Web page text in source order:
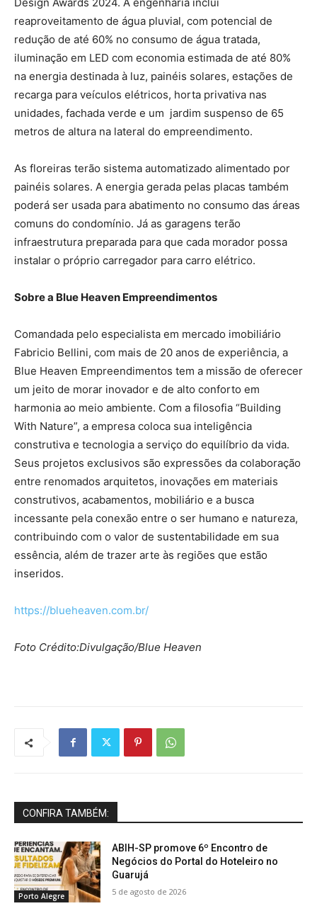
reaproveitamento de água pluvial, com potencial de
redução de até 60% no consumo de água tratada,
iluminação em LED com economia estimada de até 80%
na energia destinada à luz, painéis solares, estações de
recarga para veículos elétricos, horta privativa nas
unidades, fachada verde e um jardim suspenso de 65
metros de altura na lateral do empreendimento.
As floreiras terão sistema automatizado alimentado por
painéis solares. A energia gerada pelas placas também
poderá ser usada para abatimento no consumo das áreas
comuns do condomínio. Já as garagens terão
infraestrutura preparada para que cada morador possa
instalar o próprio carregador para carro elétrico.
Sobre a Blue Heaven Empreendimentos
Comandada pelo especialista em mercado imobiliário
Fabricio Bellini, com mais de 20 anos de experiência, a
Blue Heaven Empreendimentos tem a missão de oferecer
um jeito de morar inovador e de alto conforto em
harmonia ao meio ambiente. Com a filosofia “Building
With Nature”, a empresa coloca sua inteligência
construtiva e tecnologia a serviço do equilíbrio da vida.
Seus projetos exclusivos são expressões da colaboração
entre renomados arquitetos, inovações em materiais
construtivos, acabamentos, mobiliário e a busca
incessante pela conexão entre o ser humano e natureza,
contribuindo com o valor de sustentabilidade em sua
essência, além de trazer arte às regiões que estão
inseridos.
https://blueheaven.com.br/
Foto Crédito:Divulgação/Blue Heaven
CONFIRA TAMBÉM:
Porto Alegre
ABIH-SP promove 6º Encontro de
Negócios do Portal do Hoteleiro no
Guarujá
5 de agosto de 2026